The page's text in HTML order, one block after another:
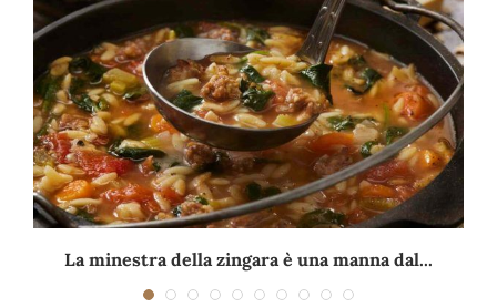
La minestra della zingara è una manna dal...